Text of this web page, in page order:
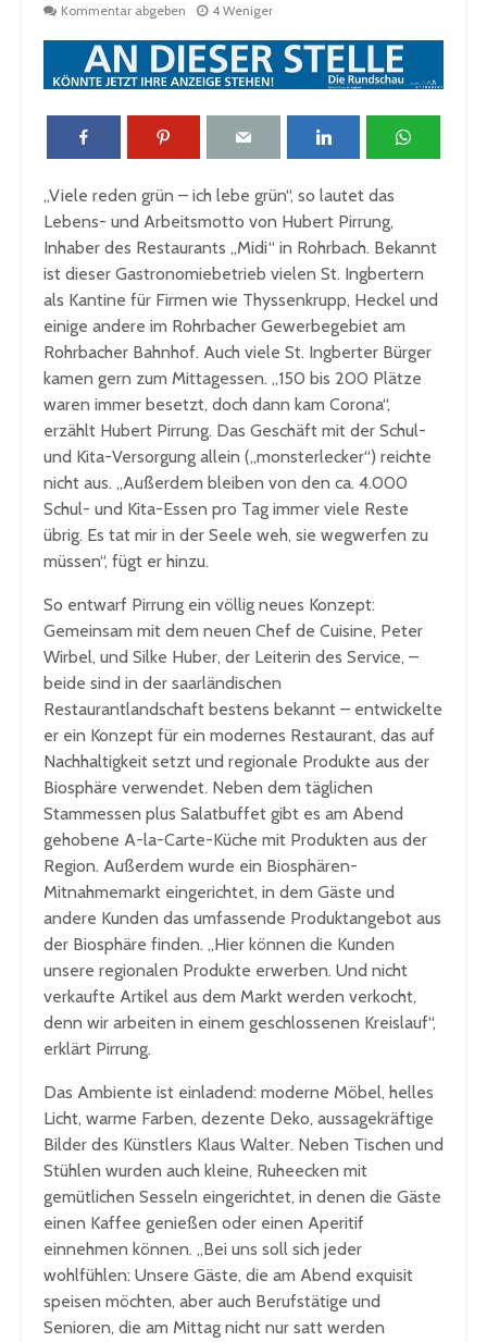
Kommentar abgeben
4 Weniger
„Viele reden grün – ich lebe grün“, so lautet das
Lebens- und Arbeitsmotto von Hubert Pirrung,
Inhaber des Restaurants „Midi“ in Rohrbach. Bekannt
ist dieser Gastronomiebetrieb vielen St. Ingbertern
als Kantine für Firmen wie Thyssenkrupp, Heckel und
einige andere im Rohrbacher Gewerbegebiet am
Rohrbacher Bahnhof. Auch viele St. Ingberter Bürger
kamen gern zum Mittagessen. „150 bis 200 Plätze
waren immer besetzt, doch dann kam Corona“,
erzählt Hubert Pirrung. Das Geschäft mit der Schul-
und Kita-Versorgung allein („monsterlecker“) reichte
nicht aus. „Außerdem bleiben von den ca. 4.000
Schul- und Kita-Essen pro Tag immer viele Reste
übrig. Es tat mir in der Seele weh, sie wegwerfen zu
müssen“, fügt er hinzu.
So entwarf Pirrung ein völlig neues Konzept:
Gemeinsam mit dem neuen Chef de Cuisine, Peter
Wirbel, und Silke Huber, der Leiterin des Service, –
beide sind in der saarländischen
Restaurantlandschaft bestens bekannt – entwickelte
er ein Konzept für ein modernes Restaurant, das auf
Nachhaltigkeit setzt und regionale Produkte aus der
Biosphäre verwendet. Neben dem täglichen
Stammessen plus Salatbuffet gibt es am Abend
gehobene A-la-Carte-Küche mit Produkten aus der
Region. Außerdem wurde ein Biosphären-
Mitnahmemarkt eingerichtet, in dem Gäste und
andere Kunden das umfassende Produktangebot aus
der Biosphäre finden. „Hier können die Kunden
unsere regionalen Produkte erwerben. Und nicht
verkaufte Artikel aus dem Markt werden verkocht,
denn wir arbeiten in einem geschlossenen Kreislauf“,
erklärt Pirrung.
Das Ambiente ist einladend: moderne Möbel, helles
Licht, warme Farben, dezente Deko, aussagekräftige
Bilder des Künstlers Klaus Walter. Neben Tischen und
Stühlen wurden auch kleine, Ruheecken mit
gemütlichen Sesseln eingerichtet, in denen die Gäste
einen Kaffee genießen oder einen Aperitif
einnehmen können. „Bei uns soll sich jeder
wohlfühlen: Unsere Gäste, die am Abend exquisit
speisen möchten, aber auch Berufstätige und
Senioren, die am Mittag nicht nur satt werden